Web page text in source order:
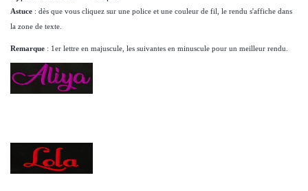
Astuce : dès que vous cliquez sur une police et une couleur de fil, le rendu s'affiche dans
la zone de texte.
Remarque : 1er lettre en majuscule, les suivantes en minuscule pour un meilleur rendu.